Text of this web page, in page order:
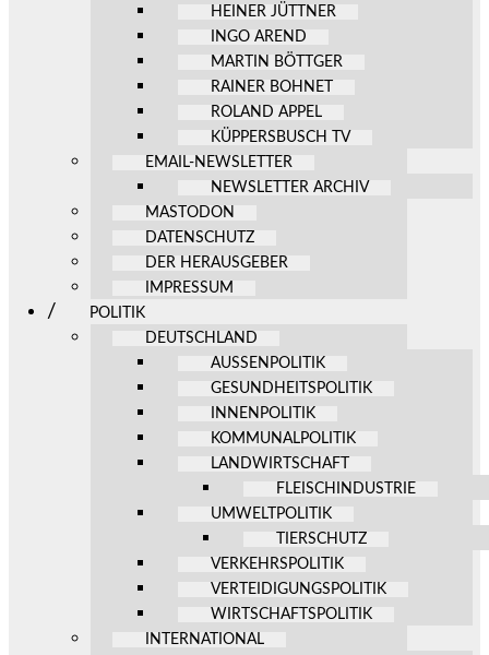
HEINER JÜTTNER
INGO AREND
MARTIN BÖTTGER
RAINER BOHNET
ROLAND APPEL
KÜPPERSBUSCH TV
EMAIL-NEWSLETTER
NEWSLETTER ARCHIV
MASTODON
DATENSCHUTZ
DER HERAUSGEBER
IMPRESSUM
POLITIK
DEUTSCHLAND
AUSSENPOLITIK
GESUNDHEITSPOLITIK
INNENPOLITIK
KOMMUNALPOLITIK
LANDWIRTSCHAFT
FLEISCHINDUSTRIE
UMWELTPOLITIK
TIERSCHUTZ
VERKEHRSPOLITIK
VERTEIDIGUNGSPOLITIK
WIRTSCHAFTSPOLITIK
INTERNATIONAL